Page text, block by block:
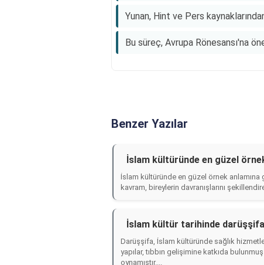
Yunan, Hint ve Pers
Bu süreç, Avrupa Rönesansı'na
Benzer Yazılar
İslam kültüründe en güzel
İslam kültüründe en güzel örnek
kavram, bireylerin davranışlarını
İslam kültür tarihinde
Darüşşifa, İslam kültüründe sağlık
yapılar, tıbbın gelişimine katkıda
oynamıştır....